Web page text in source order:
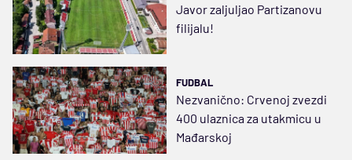
Javor zaljuljao Partizanovu
filijalu!
FUDBAL
Nezvanično: Crvenoj zvezdi
400 ulaznica za utakmicu u
Mađarskoj